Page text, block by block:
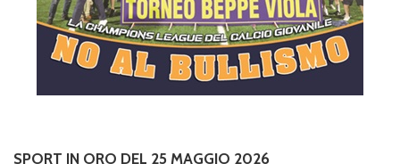
SPORT IN ORO DEL 25 MAGGIO 2026